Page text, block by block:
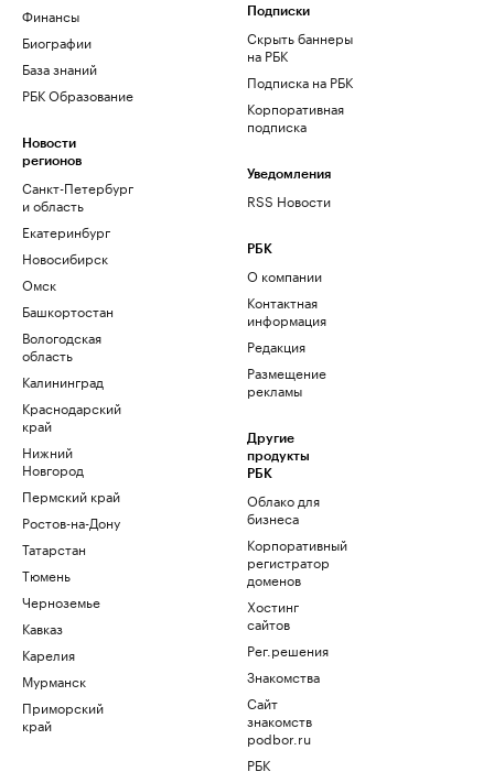
Финансы
Биографии
База знаний
РБК Образование
Новости
регионов
Санкт-Петербург
и область
Екатеринбург
Новосибирск
Омск
Башкортостан
Вологодская
область
Калининград
Краснодарский
край
Нижний
Новгород
Пермский край
Ростов-на-Дону
Татарстан
Тюмень
Черноземье
Кавказ
Карелия
Мурманск
Приморский
край
Подписки
Скрыть баннеры
на РБК
Подписка на РБК
Корпоративная
подписка
Уведомления
RSS Новости
РБК
О компании
Контактная
информация
Редакция
Размещение
рекламы
Другие
продукты
РБК
Облако для
бизнеса
Корпоративный
регистратор
доменов
Хостинг
сайтов
Рег.решения
Знакомства
Сайт
знакомств
podbor.ru
РБК